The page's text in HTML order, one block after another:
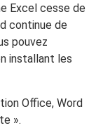
Excel cesse de
continue de
pouvez
installant les
Office, Word
».